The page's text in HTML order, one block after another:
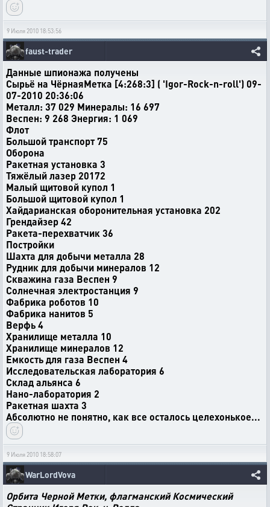
9 Июля 2010 18:53:56
faust-trader
Данные шпионажа получены
Сырьё на ЧёрнаяМетка [4:268:3] ( 'Igor-Rock-n-roll') 09-
07-2010 20:36:06
Металл: 37 029 Минералы: 16 697
Веспен: 9 268 Энергия: 1 069
Флот
Большой транспорт 75
Оборона
Ракетная установка 3
Тяжёлый лазер 20172
Малый щитовой купол 1
Большой щитовой купол 1
Хайдарианская оборонительная установка 202
Грендайзер 42
Ракета-перехватчик 36
Постройки
Шахта для добычи металла 28
Рудник для добычи минералов 12
Скважина газа Веспен 9
Солнечная электростанция 9
Фабрика роботов 10
Фабрика нанитов 5
Верфь 4
Хранилище металла 10
Хранилище минералов 12
Емкость для газа Веспен 4
Исследовательская лаборатория 6
Склад альянса 6
Нано-лаборатория 2
Ракетная шахта 3
Абсолютно не понятно, как все осталось целехонькое...
9 Июля 2010 18:58:07
WarLordVova
Орбита Черной Метки, флагманский Космический